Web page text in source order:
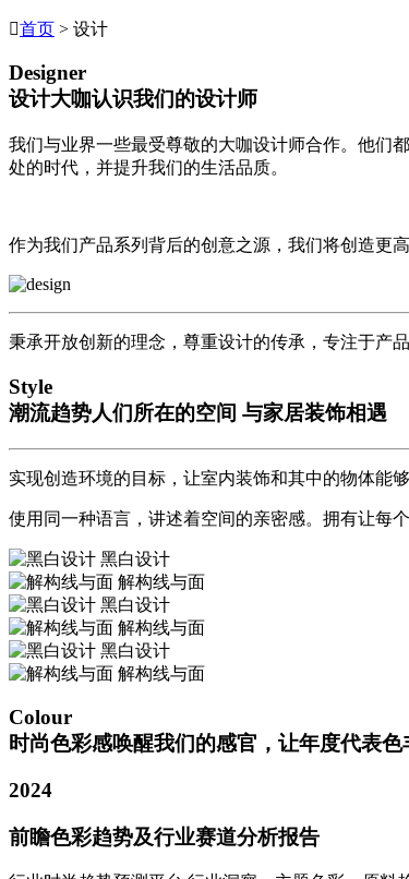
首页 > 设计
Designer
设计大咖认识我们的设计师
我们与业界一些最受尊敬的大咖设计师合作。他们
处的时代，并提升我们的生活品质。
作为我们产品系列背后的创意之源，我们将创造更
秉承开放创新的理念，尊重设计的传承，专注于产
Style
潮流趋势人们所在的空间 与家居装饰相遇
实现创造环境的目标，让室内装饰和其中的物体能
使用同一种语言，讲述着空间的亲密感。拥有让每
黑白设计
解构线与面
黑白设计
解构线与面
黑白设计
解构线与面
Colour
时尚色彩感唤醒我们的感官，让年度代表
2024
前瞻色彩趋势及行业赛道分析报告